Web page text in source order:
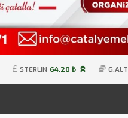
STERLIN 64.20 ₺